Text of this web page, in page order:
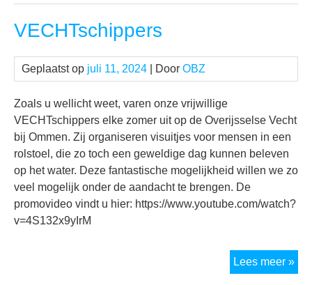
VECHTschippers
Geplaatst op juli 11, 2024 | Door OBZ
Zoals u wellicht weet, varen onze vrijwillige
VECHTschippers elke zomer uit op de Overijsselse Vecht
bij Ommen. Zij organiseren visuitjes voor mensen in een
rolstoel, die zo toch een geweldige dag kunnen beleven
op het water. Deze fantastische mogelijkheid willen we zo
veel mogelijk onder de aandacht te brengen. De
promovideo vindt u hier: https://www.youtube.com/watch?
v=4S132x9yIrM
Lees meer »